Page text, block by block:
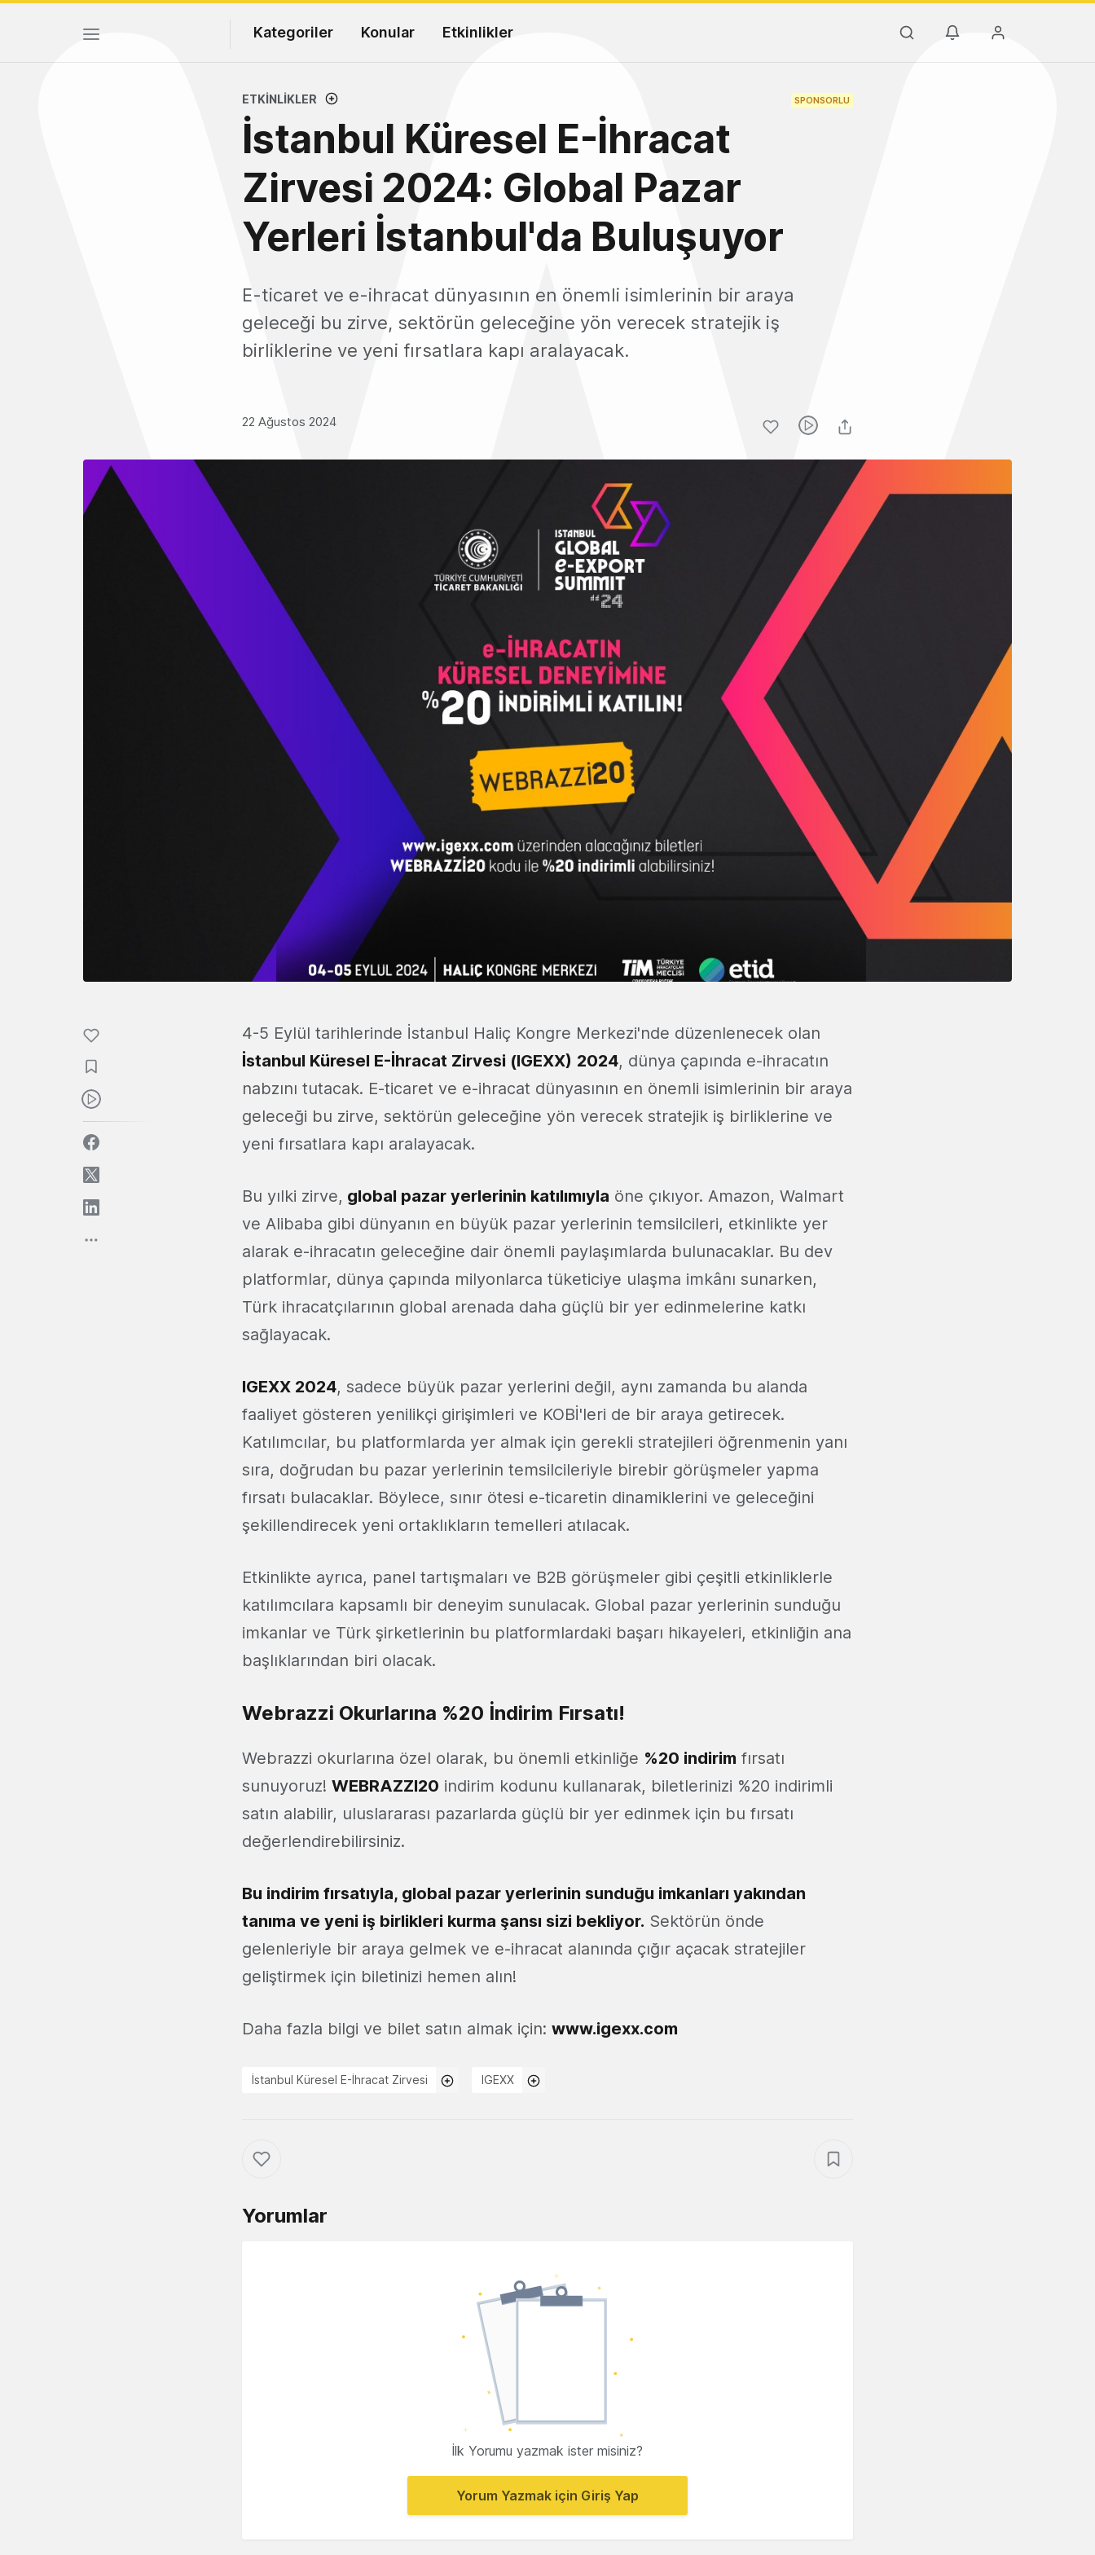
Kategoriler Konular Etkinlikler
ETKINLIKLER SPONSORLU
İstanbul Küresel E-İhracat
Zirvesi 2024: Global Pazar
Yerleri İstanbul'da Buluşuyor
E-ticaret ve e-ihracat dünyasının en önemli isimlerinin bir araya
geleceği bu zirve, sektörün geleceğine yön verecek stratejik iş
birliklerine ve yeni fırsatlara kapı aralayacak.
22 Ağustos 2024
4-5 Eylül tarihlerinde İstanbul Haliç Kongre Merkezi'nde düzenlenecek olan
İstanbul Küresel E-İhracat Zirvesi (IGEXX) 2024, dünya çapında e-ihracatın
nabzını tutacak. E-ticaret ve e-ihracat dünyasının en önemli isimlerinin bir araya
geleceği bu zirve, sektörün geleceğine yön verecek stratejik iş birliklerine ve
yeni fırsatlara kapı aralayacak.
Bu yılki zirve, global pazar yerlerinin katılımıyla öne çıkıyor. Amazon, Walmart
ve Alibaba gibi dünyanın en büyük pazar yerlerinin temsilcileri, etkinlikte yer
alarak e-ihracatın geleceğine dair önemli paylaşımlarda bulunacaklar. Bu dev
platformlar, dünya çapında milyonlarca tüketiciye ulaşma imkânı sunarken,
Türk ihracatçılarının global arenada daha güçlü bir yer edinmelerine katkı
sağlayacak.
IGEXX 2024, sadece büyük pazar yerlerini değil, aynı zamanda bu alanda
faaliyet gösteren yenilikçi girişimleri ve KOBİ'leri de bir araya getirecek.
Katılımcılar, bu platformlarda yer almak için gerekli stratejileri öğrenmenin yanı
sıra, doğrudan bu pazar yerlerinin temsilcileriyle birebir görüşmeler yapma
fırsatı bulacaklar. Böylece, sınır ötesi e-ticaretin dinamiklerini ve geleceğini
şekillendirecek yeni ortaklıkların temelleri atılacak.
Etkinlikte ayrıca, panel tartışmaları ve B2B görüşmeler gibi çeşitli etkinliklerle
katılımcılara kapsamlı bir deneyim sunulacak. Global pazar yerlerinin sunduğu
imkanlar ve Türk şirketlerinin bu platformlardaki başarı hikayeleri, etkinliğin ana
başlıklarından biri olacak.
Webrazzi Okurlarına %20 İndirim Fırsatı!
Webrazzi okurlarına özel olarak, bu önemli etkinliğe %20 indirim fırsatı
sunuyoruz! WEBRAZZI20 indirim kodunu kullanarak, biletlerinizi %20 indirimli
satın alabilir, uluslararası pazarlarda güçlü bir yer edinmek için bu fırsatı
değerlendirebilirsiniz.
Bu indirim fırsatıyla, global pazar yerlerinin sunduğu imkanları yakından
tanıma ve yeni iş birlikleri kurma şansı sizi bekliyor. Sektörün önde
gelenleriyle bir araya gelmek ve e-ihracat alanında çığır açacak stratejiler
geliştirmek için biletinizi hemen alın!
Daha fazla bilgi ve bilet satın almak için: www.igexx.com
İstanbul Küresel E-İhracat Zirvesi IGEXX
Yorumlar
İlk Yorumu yazmak ister misiniz?
Yorum Yazmak için Giriş Yap